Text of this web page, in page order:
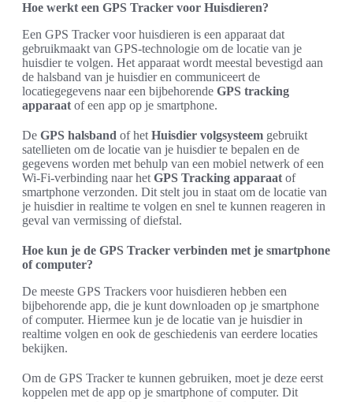
Hoe werkt een GPS Tracker voor Huisdieren?
Een GPS Tracker voor huisdieren is een apparaat dat
gebruikmaakt van GPS-technologie om de locatie van je
huisdier te volgen. Het apparaat wordt meestal bevestigd aan
de halsband van je huisdier en communiceert de
locatiegegevens naar een bijbehorende GPS tracking
apparaat of een app op je smartphone.
De GPS halsband of het Huisdier volgsysteem gebruikt
satellieten om de locatie van je huisdier te bepalen en de
gegevens worden met behulp van een mobiel netwerk of een
Wi-Fi-verbinding naar het GPS Tracking apparaat of
smartphone verzonden. Dit stelt jou in staat om de locatie van
je huisdier in realtime te volgen en snel te kunnen reageren in
geval van vermissing of diefstal.
Hoe kun je de GPS Tracker verbinden met je smartphone
of computer?
De meeste GPS Trackers voor huisdieren hebben een
bijbehorende app, die je kunt downloaden op je smartphone
of computer. Hiermee kun je de locatie van je huisdier in
realtime volgen en ook de geschiedenis van eerdere locaties
bekijken.
Om de GPS Tracker te kunnen gebruiken, moet je deze eerst
koppelen met de app op je smartphone of computer. Dit